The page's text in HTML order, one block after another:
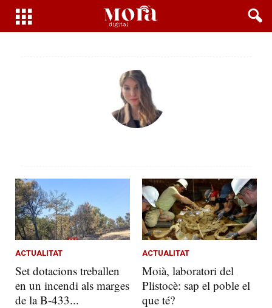
ACTUALITAT
Set dotacions treballen
en un incendi als marges
de la B-433...
ACTUALITAT
Moià, laboratori del
Plistocè: sap el poble el
que té?